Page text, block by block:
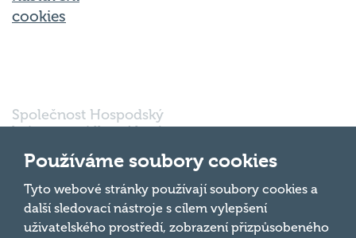
cookies
Společnost Hospodský
kvíz s.r.o., sídlem Nové
602 00 Brno, IČ:
03980138, DIČ:
CZ03980138 je vedena
pod spisovou značkou
a oddílem 90428 C u
Nahoru
Používáme soubory cookies
Tyto webové stránky používají soubory cookies a
další sledovací nástroje s cílem vylepšení
uživatelského prostředí, zobrazení přizpůsobeného